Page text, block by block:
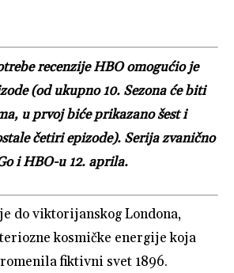
recenzijeHBO omogućio je
(od ukupno 10. Sezona će biti
u prvoj biće prikazano šest i
četiri epizode). Serija zvanično
i HBO-u 12. aprila.
do viktorijanskog Londona,
kosmičke energije koja
fiktivni svet 1896.